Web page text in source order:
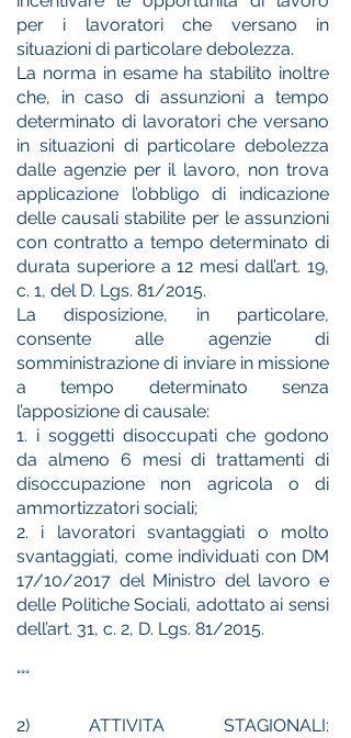
per i lavoratori che versano in
situazioni di particolare debolezza.
La norma in esame ha stabilito inoltre
che, in caso di assunzioni a tempo
determinato di lavoratori che versano
in situazioni di particolare debolezza
dalle agenzie per il lavoro, non trova
applicazione l’obbligo di indicazione
delle causali stabilite per le assunzioni
con contratto a tempo determinato di
durata superiore a 12 mesi dall’art. 19,
c. 1, del D. Lgs. 81/2015.
La disposizione, in particolare,
consente alle agenzie di
somministrazione di inviare in missione
a tempo determinato senza
l’apposizione di causale:
1. i soggetti disoccupati che godono
da almeno 6 mesi di trattamenti di
disoccupazione non agricola o di
ammortizzatori sociali;
2. i lavoratori svantaggiati o molto
svantaggiati, come individuati con DM
17/10/2017 del Ministro del lavoro e
delle Politiche Sociali, adottato ai sensi
dell’art. 31, c. 2, D. Lgs. 81/2015.
°°°
2) ATTIVITA STAGIONALI: